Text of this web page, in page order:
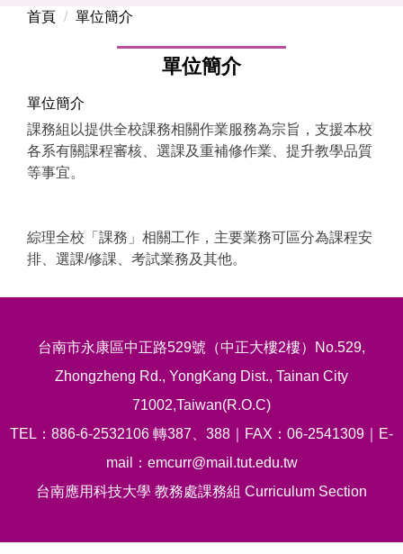
首頁 單位簡介
單位簡介
單位簡介
課務組以提供全校課務相關作業服務為宗旨，支援本校
各系有關課程審核、選課及重補修作業、提升教學品質
等事宜。
綜理全校「課務」相關工作，主要業務可區分為課程安
排、選課/修課、考試業務及其他。
台南市永康區中正路529號（中正大樓2樓）No.529,
Zhongzheng Rd., YongKang Dist., Tainan City
71002,Taiwan(R.O.C)
TEL：886-6-2532106 轉387、388｜FAX：06-2541309｜E-
mail：emcurr@mail.tut.edu.tw
台南應用科技大學 教務處課務組 Curriculum Section